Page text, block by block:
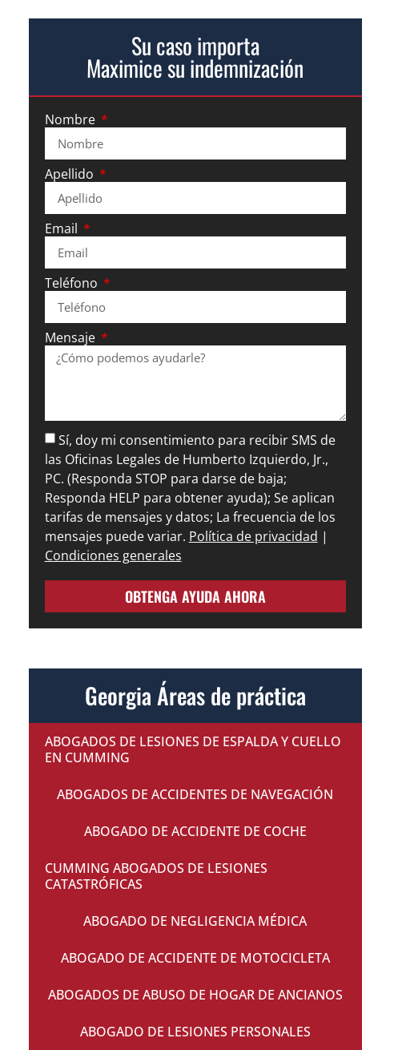
Su caso importa
Maximice su indemnización
Nombre
Apellido
Email
Teléfono
Mensaje
Sí, doy mi consentimiento para recibir SMS de
las Oficinas Legales de Humberto Izquierdo, Jr.,
PC. (Responda STOP para darse de baja;
Responda HELP para obtener ayuda); Se aplican
tarifas de mensajes y datos; La frecuencia de los
mensajes puede variar. Política de privacidad |
Condiciones generales
OBTENGA AYUDA AHORA
Georgia Áreas de práctica
ABOGADOS DE LESIONES DE ESPALDA Y CUELLO
EN CUMMING
ABOGADOS DE ACCIDENTES DE NAVEGACIÓN
ABOGADO DE ACCIDENTE DE COCHE
CUMMING ABOGADOS DE LESIONES
CATASTRÓFICAS
ABOGADO DE NEGLIGENCIA MÉDICA
ABOGADO DE ACCIDENTE DE MOTOCICLETA
ABOGADOS DE ABUSO DE HOGAR DE ANCIANOS
ABOGADO DE LESIONES PERSONALES